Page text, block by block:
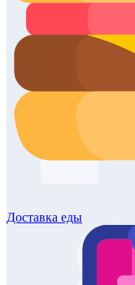
Доставка еды